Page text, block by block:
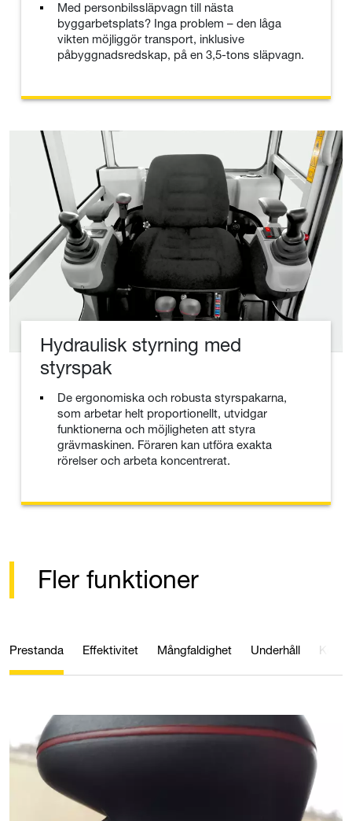
Med personbilssläpvagn till nästa
byggarbetsplats? Inga problem – den låga
vikten möjliggör transport, inklusive
påbyggnadsredskap, på en 3,5-tons släpvagn.
Hydraulisk styrning med
styrspak
De ergonomiska och robusta styrspakarna,
som arbetar helt proportionellt, utvidgar
funktionerna och möjligheten att styra
grävmaskinen. Föraren kan utföra exakta
rörelser och arbeta koncentrerat.
Fler funktioner
Prestanda Effektivitet Mångfaldighet Underhåll